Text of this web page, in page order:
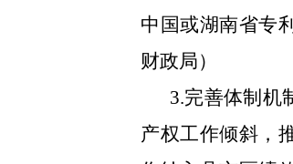
中国或湖南省专
财政局）
3.完善体制机
产权工作倾斜，